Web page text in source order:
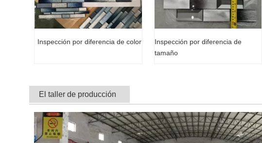
Inspección por diferencia de color
Inspección por diferencia de
tamaño
El taller de producción